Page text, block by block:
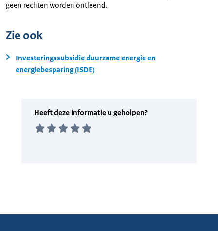
geen rechten worden ontleend.
Zie ook
Investeringssubsidie duurzame energie en
energiebesparing (ISDE)